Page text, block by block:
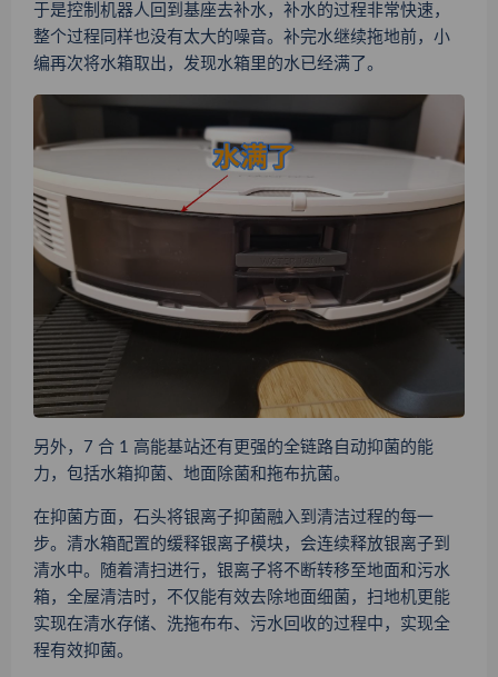
于是控制机器人回到基座去补水，补水的过程非常快速，
整个过程同样也没有太大的噪音。补完水继续拖地前，小
编再次将水箱取出，发现水箱里的水已经满了。
另外，7 合 1 高能基站还有更强的全链路自动抑菌的能
力，包括水箱抑菌、地面除菌和拖布抗菌。
在抑菌方面，石头将银离子抑菌融入到清洁过程的每一
步。清水箱配置的缓释银离子模块，会连续释放银离子到
清水中。随着清扫进行，银离子将不断转移至地面和污水
箱，全屋清洁时，不仅能有效去除地面细菌，扫地机更能
实现在清水存储、洗拖布布、污水回收的过程中，实现全
程有效抑菌。